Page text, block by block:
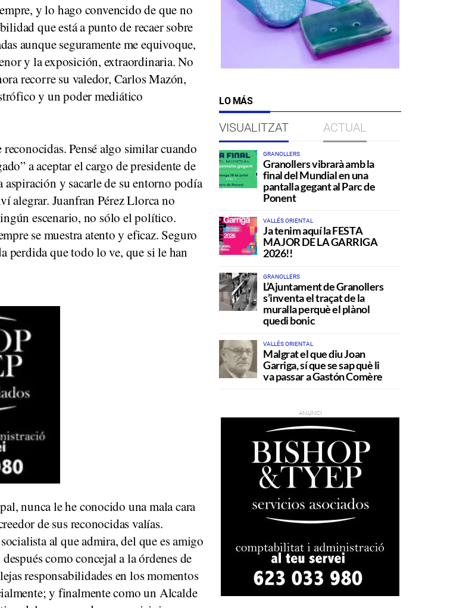
y lo hago convencido de que no
que está a punto de recaer sobre
aunque seguramente me equivoque,
y la exposición, extraordinaria. No
recorre su valedor, Carlos Mazón,
y un poder mediático
Pensé algo similar cuando
a aceptar el cargo de presidente de
y sacarle de su entorno podía
alegrar. Juanfran Pérez Llorca no
escenario, no sólo el político.
se muestra atento y eficaz. Seguro
perdida que todo lo ve, que si le han
nunca le he conocido una mala cara
de sus reconocidas valías.
al que admira, del que es amigo
como concejal a la órdenes de
responsabilidades en los momentos
y finalmente como un Alcalde
LO MÁS
VISUALITZAT ACTUAL
GRANOLLERS
Granollers vibrarà amb la
final del Mundial en una
pantalla gegant al Parc de
Ponent
VALLÉS ORIENTAL
Ja tenim aquí la FESTA
MAJOR DE LA GARRIGA
2026!!
GRANOLLERS
L’Ajuntament de Granollers
s’inventa el traçat de la
muralla perquè el plànol
quedi bonic
VALLÉS ORIENTAL
Malgrat el que diu Joan
Garriga, sí que se sap què li
va passar a Gastón Comère